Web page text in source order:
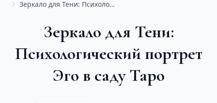
Зеркало для Тени: Психологический портрет Эго в саду Таро
Зеркало для Тени:
Психологический портрет
Эго в саду Таро